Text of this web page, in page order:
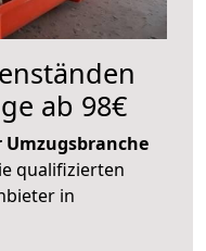
ab 98€
Umzugsbranche
qualifizierten
in